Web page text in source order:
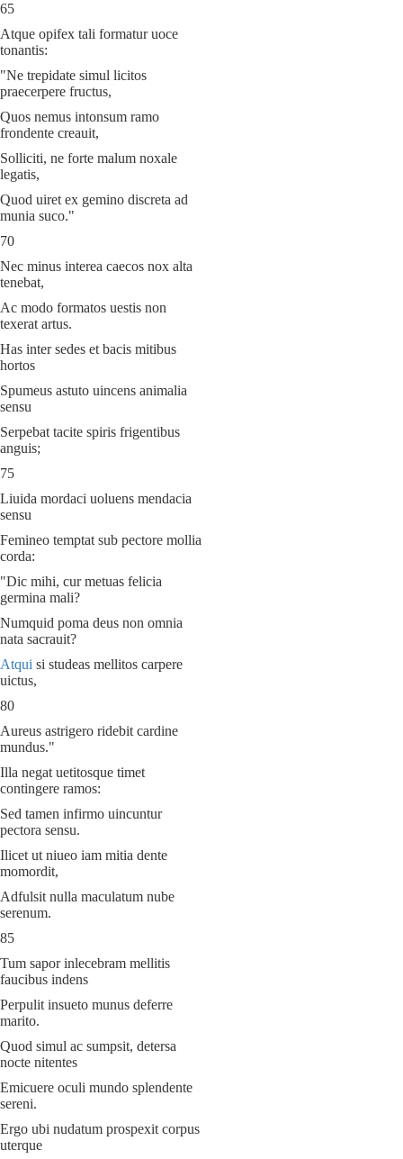
65
Atque opifex tali formatur uoce
tonantis:
"Ne trepidate simul licitos
praecerpere fructus,
Quos nemus intonsum ramo
frondente creauit,
Solliciti, ne forte malum noxale
legatis,
Quod uiret ex gemino discreta ad
munia suco."
70
Nec minus interea caecos nox alta
tenebat,
Ac modo formatos uestis non
texerat artus.
Has inter sedes et bacis mitibus
hortos
Spumeus astuto uincens animalia
sensu
Serpebat tacite spiris frigentibus
anguis;
75
Liuida mordaci uoluens mendacia
sensu
Femineo temptat sub pectore mollia
corda:
"Dic mihi, cur metuas felicia
germina mali?
Numquid poma deus non omnia
nata sacrauit?
Atqui si studeas mellitos carpere
uictus,
80
Aureus astrigero ridebit cardine
mundus."
Illa negat uetitosque timet
contingere ramos:
Sed tamen infirmo uincuntur
pectora sensu.
Ilicet ut niueo iam mitia dente
momordit,
Adfulsit nulla maculatum nube
serenum.
85
Tum sapor inlecebram mellitis
faucibus indens
Perpulit insueto munus deferre
marito.
Quod simul ac sumpsit, detersa
nocte nitentes
Emicuere oculi mundo splendente
sereni.
Ergo ubi nudatum prospexit corpus
uterque